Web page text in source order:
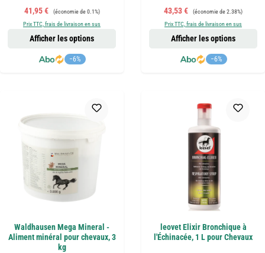
Prix de vente :
41,95 € Prix régulier :
(économie de 0.1%)
Prix TTC, frais de livraison en sus
−6%
Afficher les options
Prix de vente :
43,53 € Prix régulier :
(économie de 2.38%)
Prix TTC, frais de livraison en sus
−6%
Afficher les options
Waldhausen Mega Mineral -
Aliment minéral pour chevaux, 3
kg
leovet Elixir Bronchique à
l'Échinacée, 1 L pour Chevaux